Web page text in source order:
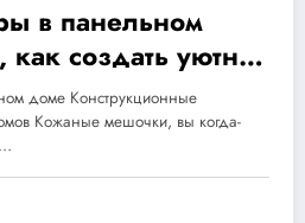
в панельном
создать уютное
комфортной
доме Конструкционные
Кожаные мешочки, вы когда-